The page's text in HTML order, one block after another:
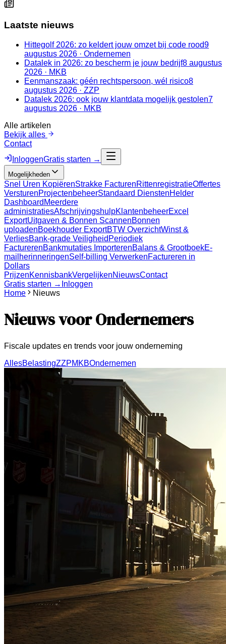
Laatste nieuws
Hittegolf 2026: zo keldert jouw omzet bij code rood9
augustus 2026 · Ondernemen
Datalek in 2026: zo bescherm je jouw bedrijf8 augustus
2026 · MKB
Eenmanszaak: géén rechtspersoon, wél risico8
augustus 2026 · ZZP
Datalek 2026: ook jouw klantdata mogelijk gestolen7
augustus 2026 · MKB
Alle artikelen
Bekijk alles
Contact
InloggenGratis starten →
Mogelijkheden
Snel Uren KopiërenStrakke FacturenRittenregistratieOffertes
VersturenProjectenbeheerStandaard DienstenHelder
Dashboard Meerdere
administratiesAfschrijvingshulpKlantenbeheerExcel
ExportUitgaven & Bonnen ScannenBonnen
uploadenBoekhouder ExportBTW OverzichtWinst &
VerliesBank-grade Veiligheid Periodiek
FacturerenBankmutaties ImporterenBalans & GrootboekE-
mailherinneringenSelf-billing VerwerkenFactureren in
Dollars
PrijzenKennisbankVergelijkenNieuwsContact
Gratis starten → Inloggen
Home
Nieuws
Nieuws voor Ondernemers
Fiscale updates en trends voor jouw onderneming
AllesBelastingZZPMKBOndernemen